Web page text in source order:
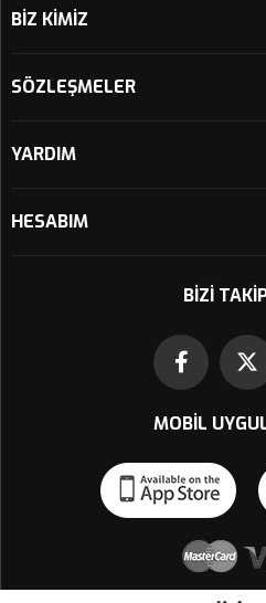
BİZ KİMİZ
SÖZLEŞMELER
YARDIM
HESABIM
BIZI
MOBIL